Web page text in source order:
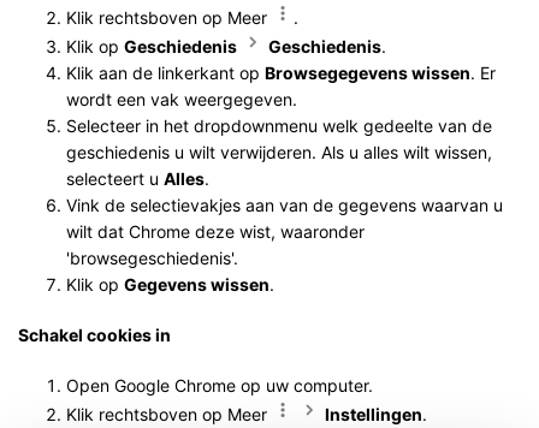
Klik rechtsboven op Meer
.
Klik op Geschiedenis Geschiedenis.
Klik aan de linkerkant op Browsegegevens wissen. Er
wordt een vak weergegeven.
Selecteer in het dropdownmenu welk gedeelte van de
geschiedenis u wilt verwijderen. Als u alles wilt wissen,
selecteert u Alles.
Vink de selectievakjes aan van de gegevens waarvan u
wilt dat Chrome deze wist, waaronder
'browsegeschiedenis'.
Klik op Gegevens wissen.
Schakel cookies in
Open Google Chrome op uw computer.
Klik rechtsboven op Meer
Instellingen.